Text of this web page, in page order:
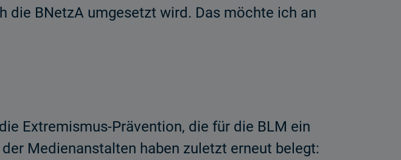
die BNetzA umgesetzt wird. Das möchte ich an
Extremismus-Prävention, die für die BLM ein
Medienanstalten haben zuletzt erneut belegt: